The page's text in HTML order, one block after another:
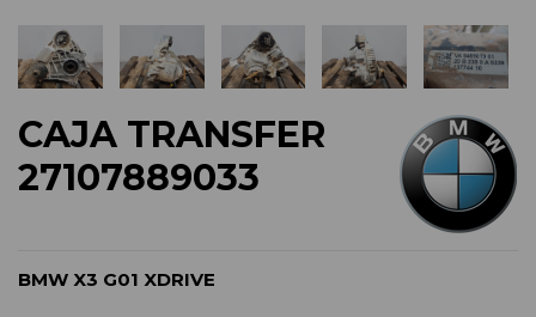
CAJA TRANSFER
27107889033
BMW X3 G01 XDRIVE